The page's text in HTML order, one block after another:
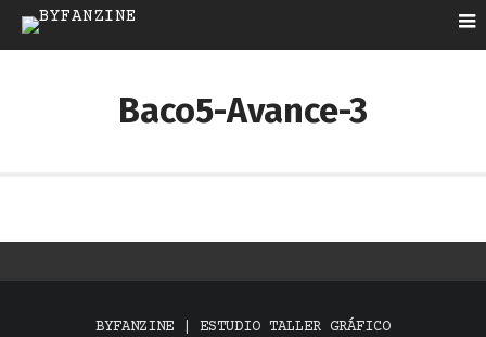
Baco5-Avance-3
BYFANZINE | ESTUDIO TALLER GRÁFICO